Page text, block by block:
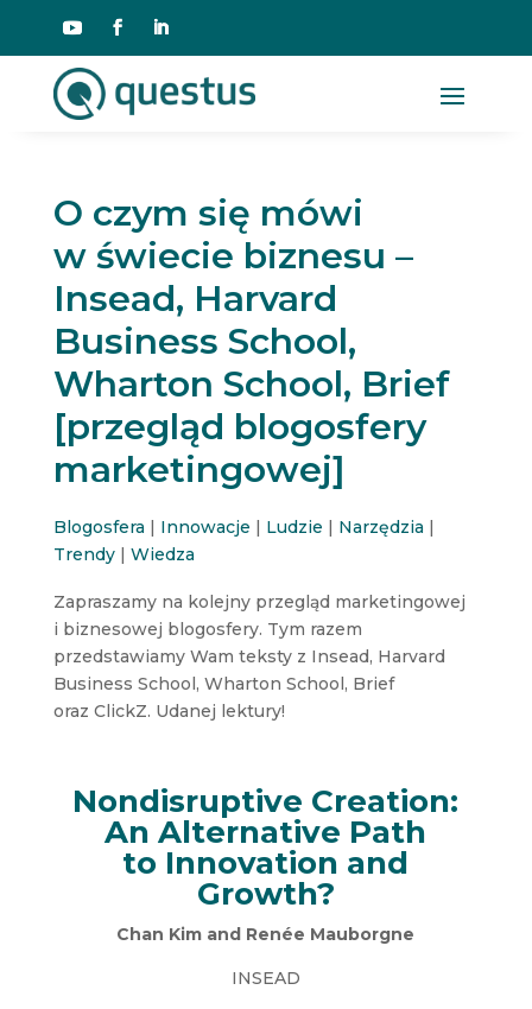
O czym się mówi
w świecie biznesu –
Insead, Harvard
Business School,
Wharton School, Brief
[przegląd blogosfery
marketingowej]
Blogosfera | Innowacje | Ludzie | Narzędzia |
Trendy| Wiedza
Zapraszamy na kolejny przegląd marketingowej
i biznesowej blogosfery. Tym razem
przedstawiamy Wam teksty z Insead, Harvard
Business School, Wharton School, Brief
oraz ClickZ. Udanej lektury!
Nondisruptive Creation:
An Alternative Path
to Innovation and
Growth?
Chan Kim and Renée Mauborgne
INSEAD